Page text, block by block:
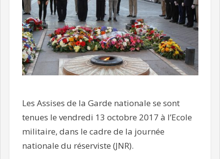
Les Assises de la Garde nationale se sont
tenues le vendredi 13 octobre 2017 à l’Ecole
militaire, dans le cadre de la journée
nationale du réserviste (JNR).